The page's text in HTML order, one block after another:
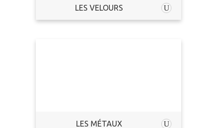
LES VELOURS
LES MÉTAUX